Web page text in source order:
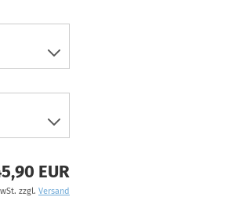
EUR
zzgl. Versand